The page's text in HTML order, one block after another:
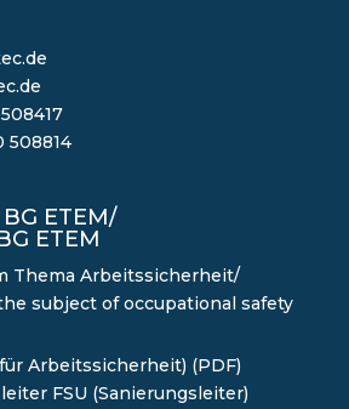
508814
ETEM/
ETEM
Thema Arbeitssicherheit/
subject of occupational safety
Arbeitssicherheit) (PDF)
FSU (Sanierungsleiter)